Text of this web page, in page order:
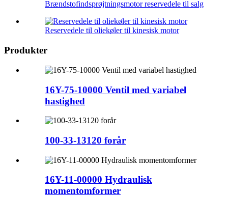
Brændstofindsprøjtningsmotor reservedele til salg
Reservedele til oliekøler til kinesisk motor
Produkter
16Y-75-10000 Ventil med variabel
hastighed
100-33-13120 forår
16Y-11-00000 Hydraulisk
momentomformer